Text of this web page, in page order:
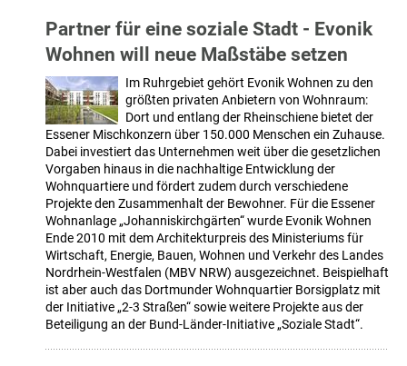
Partner für eine soziale Stadt - Evonik
Wohnen will neue Maßstäbe setzen
Im Ruhrgebiet gehört Evonik Wohnen zu den
größten privaten Anbietern von Wohnraum:
Dort und entlang der Rheinschiene bietet der
Essener Mischkonzern über 150.000 Menschen ein Zuhause.
Dabei investiert das Unternehmen weit über die gesetzlichen
Vorgaben hinaus in die nachhaltige Entwicklung der
Wohnquartiere und fördert zudem durch verschiedene
Projekte den Zusammenhalt der Bewohner. Für die Essener
Wohnanlage „Johanniskirchgärten“ wurde Evonik Wohnen
Ende 2010 mit dem Architekturpreis des Ministeriums für
Wirtschaft, Energie, Bauen, Wohnen und Verkehr des Landes
Nordrhein-Westfalen (MBV NRW) ausgezeichnet. Beispielhaft
ist aber auch das Dortmunder Wohnquartier Borsigplatz mit
der Initiative „2-3 Straßen“ sowie weitere Projekte aus der
Beteiligung an der Bund-Länder-Initiative „Soziale Stadt“.